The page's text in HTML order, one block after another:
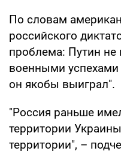
По словам
российского
проблема: Путин не
военными успехами
он якобы выиграл".
"Россия раньше
территории
территории", –